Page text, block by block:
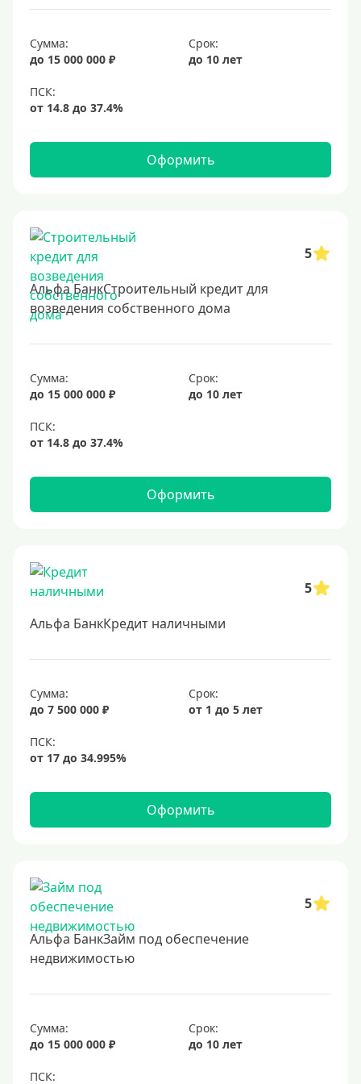
Долгосрочные
Год
3 года
4 года
6 лет
8 лет
9 лет
10 лет
20 лет
25 лет
30 лет
2 месяца
3 месяца
Ставка
Низкий процент
6%
6,5%
6,9%
8%
9%
12%
13%
17%
18%
19%
Сумма:
до 15 000 000 ₽
Срок:
до 10 лет
Оформить
5
Альфа БанкСтроительный кредит для
возведения собственного дома
Сумма:
до 15 000 000 ₽
Срок:
до 10 лет
Оформить
5
Альфа БанкКредит наличными
Сумма:
до 7 500 000 ₽
Срок:
от 1 до 5 лет
Оформить
5
Альфа БанкЗайм под обеспечение
недвижимостью
Сумма:
до 15 000 000 ₽
Срок:
до 10 лет